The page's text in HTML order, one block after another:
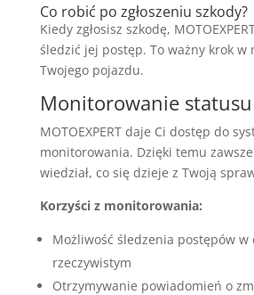
Co robić po zgłoszeniu szkody?
Kiedy zgłosisz szkodę,
śledzić jej postęp. To ważny krok w
Twojego pojazdu.
Monitorowanie statusu
MOTOEXPERT daje Ci dostęp do
monitorowania. Dzięki temu
wiedział, co się dzieje z Twoją
Korzyści z monitorowania:
Możliwość śledzenia postępów w
rzeczywistym
Otrzymywanie powiadomień o